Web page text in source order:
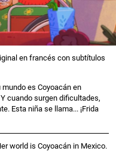
en francés con subtítulos
es Coyoacán en
cuando surgen dificultades,
Esta niña se llama... ¡Frida
world is Coyoacán in Mexico.